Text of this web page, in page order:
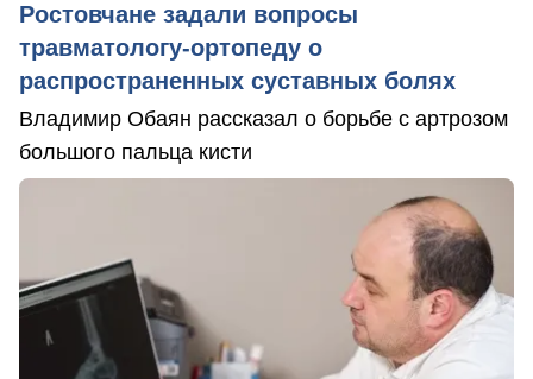
Ростовчане задали вопросы
травматологу-ортопеду о
распространенных суставных болях
Владимир Обаян рассказал о борьбе с артрозом
большого пальца кисти